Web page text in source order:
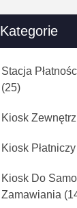
Kategorie
Stacja
(25)
Kiosk
Kiosk Płatniczy
Kiosk Do
Zamawiania